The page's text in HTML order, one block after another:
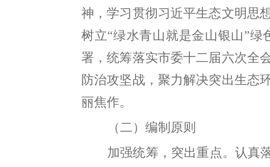
神 ，学习贯彻习近平生态文明思
树立“绿水青山就是金山银山”绿
署，统筹落实市委十二届六次全
防治攻坚战， 聚力解决突出生态
丽焦作。
（二）编制原则
加强统筹 ， 突出重点。 认真